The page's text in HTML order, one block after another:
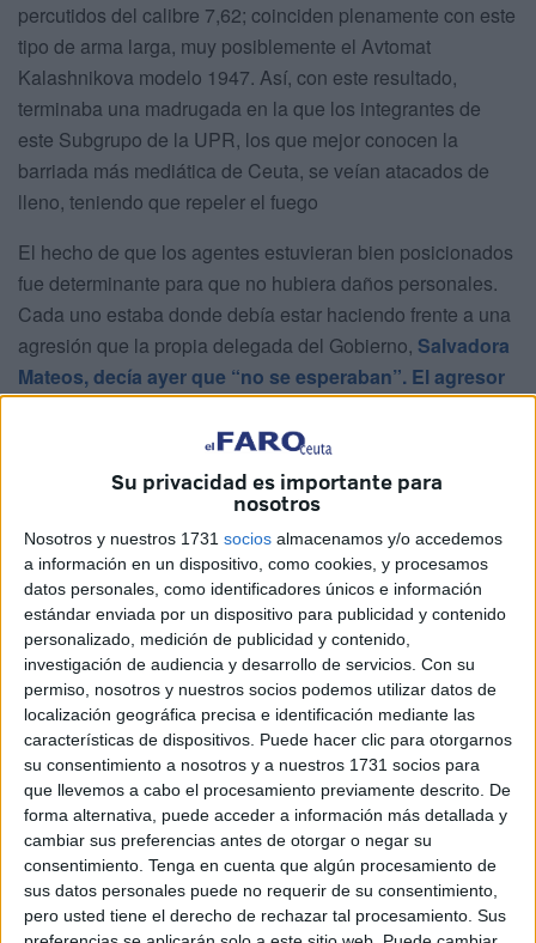
Su privacidad es importante para
nosotros
Nosotros y nuestros 1731 socios almacenamos y/o accedemos
a información en un dispositivo, como cookies, y procesamos
datos personales, como identificadores únicos e información
estándar enviada por un dispositivo para publicidad y contenido
personalizado, medición de publicidad y contenido,
investigación de audiencia y desarrollo de servicios. Con su
permiso, nosotros y nuestros socios podemos utilizar datos de
localización geográfica precisa e identificación mediante las
características de dispositivos. Puede hacer clic para otorgarnos
su consentimiento a nosotros y a nuestros 1731 socios para
que llevemos a cabo el procesamiento previamente descrito. De
forma alternativa, puede acceder a información más detallada y
cambiar sus preferencias antes de otorgar o negar su
consentimiento. Tenga en cuenta que algún procesamiento de
sus datos personales puede no requerir de su consentimiento,
pero usted tiene el derecho de rechazar tal procesamiento. Sus
percutidos del calibre 7,62; coinciden plenamente con este
tipo de arma larga, muy posiblemente el Avtomat
Kalashnikova modelo 1947. Así, con este resultado,
terminaba una madrugada en la que los integrantes de
este Subgrupo de la UPR, los que mejor conocen la
barriada más mediática de Ceuta, se veían atacados de
lleno, teniendo que repeler el fuego
El hecho de que los agentes estuvieran bien posicionados
fue determinante para que no hubiera daños personales.
Cada uno estaba donde debía estar haciendo frente a una
agresión que la propia delegada del Gobierno, Salvadora
Mateos, decía ayer que “no se esperaban”. El agresor
. Tanto él como quienes le apoyan. Después
de atacar a los policías del Subgrupo de Noche escapó
emprendiendo su huida por los callejones.
En ese momento fue imposible su detención. Toda crónica
tiene su inicio y esta que ahora cuenta El Faro de Ceuta
(que ayer adelantaba el suceso en su página web)
también.
El ataque de este calado, de tanta gravedad que ha
marcado una línea muy preocupante en el seno del CNP,
tenía su inicio en torno a las 00.30 horas. Los integrantes
del Subgrupo, cuya operatividad en la barriada del
Príncipe ha sido clave para que se recuperara el control
del lugar, estaban patrullando por la calle Norte al objeto
de localizar y detener a individuos con reclamaciones en
vigor judiciales o policiales y portadores de armas de